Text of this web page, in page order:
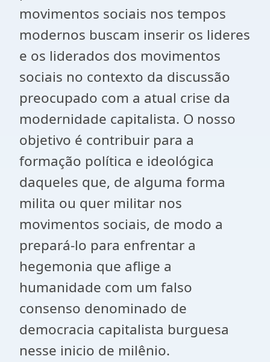
movimentos sociais nos tempos
modernos buscam inserir os lideres
e os liderados dos movimentos
sociais no contexto da discussão
preocupado com a atual crise da
modernidade capitalista. O nosso
objetivo é contribuir para a
formação política e ideológica
daqueles que, de alguma forma
milita ou quer militar nos
movimentos sociais, de modo a
prepará-lo para enfrentar a
hegemonia que aflige a
humanidade com um falso
consenso denominado de
democracia capitalista burguesa
nesse inicio de milênio.